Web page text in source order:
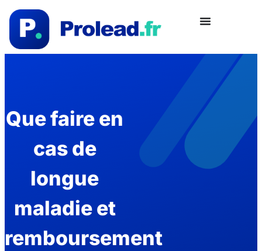
Que faire en
cas de
longue
maladie et
remboursement